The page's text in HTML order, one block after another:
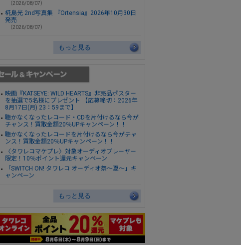
（2026/08/07）
椛島光 2nd写真集 『Ortensia』2026年10月30日
発売
（2026/08/07）
もっと見る
映画『KATSEYE: WILD HEARTS』非売品ポスター
を抽選で5名様にプレゼント 【応募締切：2026年
8月17日(月) 23：59まで】
聴かなくなったレコード・CDを片付けるなら今が
チャンス！買取金額20％UPキャンペーン！！
聴かなくなったレコードを片付けるなら今がチャ
ンス！買取金額20％UPキャンペーン！！
〈タワレコマケプレ〉対象オーディオプレーヤー
限定！10％ポイント還元キャンペーン
「SWITCH ON! タワレコ オーディオ祭～夏～」キ
ャンペーン
もっと見る